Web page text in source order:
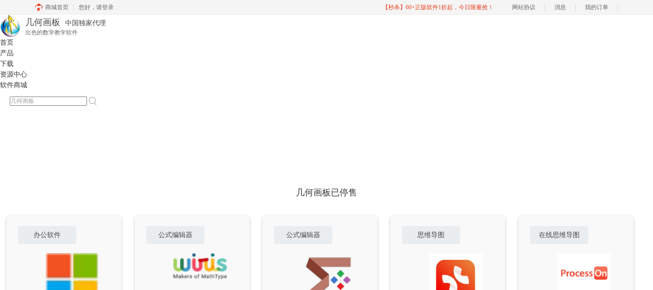
商城首页 您好， 请登录 【秒杀】60+正版软件1折起，今日限量抢！ 网站协议 消息 我的订单
几何画板 中国独家代理
出色的数学教学软件
首页
产品
下载
资源中心
软件商城
几何画板已停售
办公软件 公式编辑器 公式编辑器 思维导图 在线思维导图